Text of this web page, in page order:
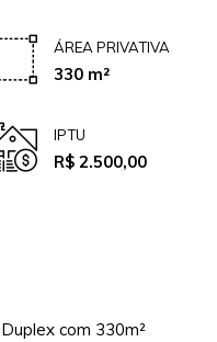
ÁREA PRIVATIVA
330 m²
IPTU
R$ 2.500,00
com 330m²